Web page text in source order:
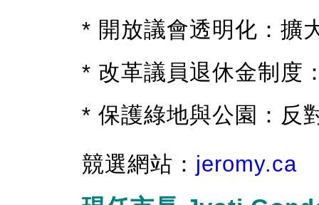
* 開放議會透明化：擴
* 改革議員退休金制度
* 保護綠地與公園：反
競選網站： jeromy.ca